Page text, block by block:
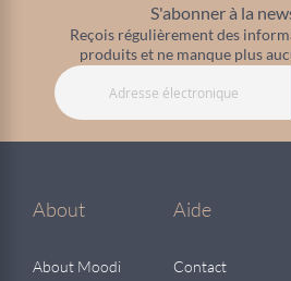
S'abonner à la
Reçois régulièrement des
produits et ne manque plus
About
About Moodi
Aide
Contact